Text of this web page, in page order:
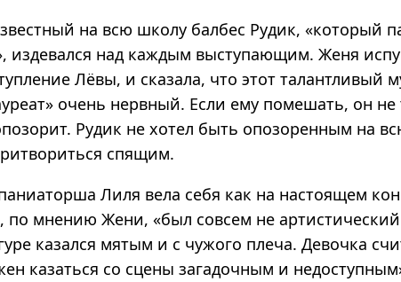
на всю школу балбес Рудик, «который
издевался над каждым выступающим. Женя
Лёвы, и сказала, что этот талантливый
очень нервный. Если ему помешать, он не
Рудик не хотел быть опозоренным на
спящим.
Лиля вела себя как на настоящем
по мнению Жени, «был совсем не
казался мятым и с чужого плеча. Девочка
казаться со сцены загадочным и